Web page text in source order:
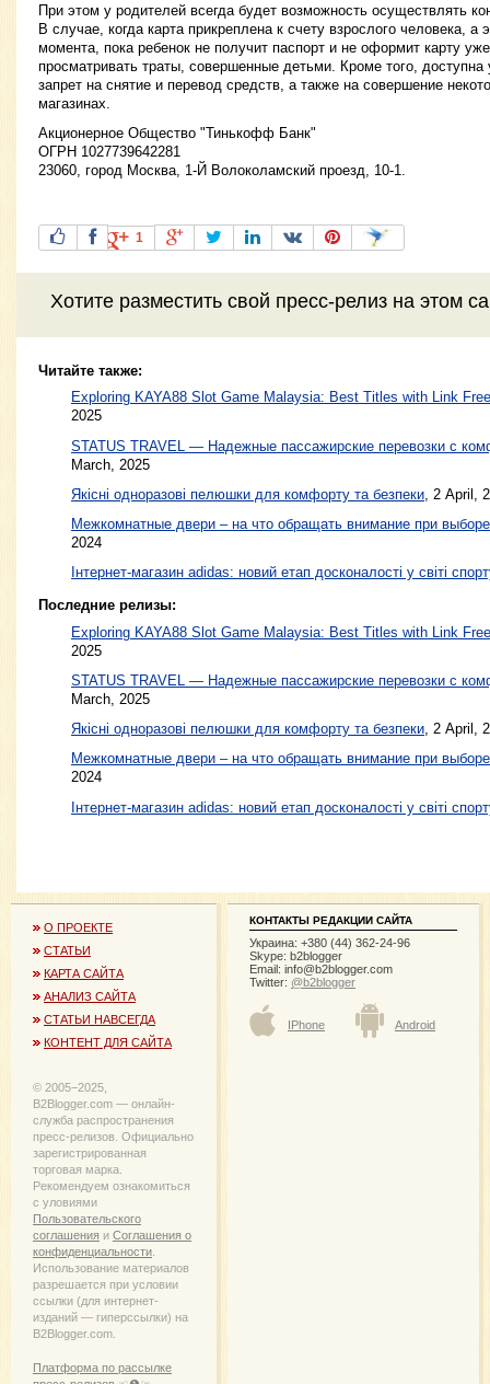
При этом у родителей всегда будет возможность осуществлять
В случае, когда карта прикреплена к счету взрослого человека, а
момента, пока ребенок не получит паспорт и не оформит карту
просматривать траты, совершенные детьми. Кроме того, доступна
запрет на снятие и перевод средств, а также на совершение
магазинах.
Акционерное Общество "Тинькофф Банк"
ОГРН 1027739642281
23060, город Москва, 1-Й Волоколамский проезд, 10-1.
1
Хотите разместить свой пресс-релиз на этом
Читайте также:
Exploring KAYA88 Slot Game Malaysia: Best Titles with Link
2025
STATUS TRAVEL — Надежные пассажирские перевозки с
March, 2025
Якісні одноразові пелюшки для комфорту та безпеки 2 April,
Межкомнатные двери – на что обращать внимание при
2024
Інтернет-магазин adidas: новий етап досконалості у світі
Последние релизы:
Exploring KAYA88 Slot Game Malaysia: Best Titles with Link
2025
STATUS TRAVEL — Надежные пассажирские перевозки с
March, 2025
Якісні одноразові пелюшки для комфорту та безпеки, 2 April,
Межкомнатные двери – на что обращать внимание при
2024
Інтернет-магазин adidas: новий етап досконалості у світі
О ПРОЕКТЕ
СТАТЬИ
КАРТА САЙТА
АНАЛИЗ САЙТА
СТАТЬИ НАВСЕГДА
КОНТЕНТ ДЛЯ САЙТА
© 2005−2025,
B2Blogger.com — онлайн-
служба распространения
пресс-релизов. Официально
зарегистрированная
торговая марка.
Рекомендуем ознакомиться
с уловиями
Пользовательского
соглашения и Соглашения о
конфиденциальности
Использование материалов
разрешается при условии
ссылки (для интернет-
изданий — гиперссылки) на
B2Blogger.com.
Платформа по рассылке
КОНТАКТЫ РЕДАКЦИИ САЙТА
Украина: +380 (44) 362-24-96
Skype: b2blogger
Email: info@b2blogger.com
Twitter: @b2blogger
IPhone Android